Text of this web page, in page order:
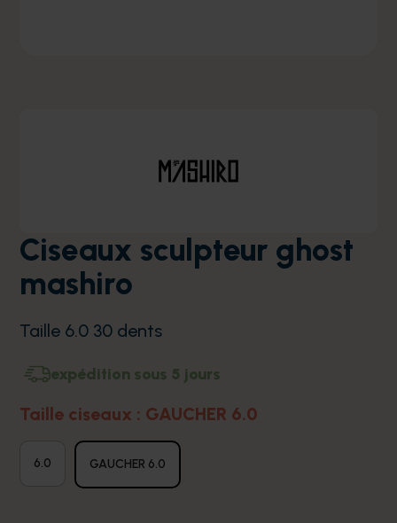
Ciseaux sculpteur ghost
mashiro
Taille 6.0 30 dents
expédition sous 5 jours
Taille ciseaux : GAUCHER 6.0
6.0 GAUCHER 6.0